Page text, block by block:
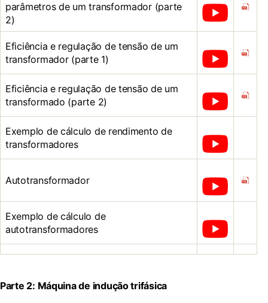
parâmetros de um transformador (parte
2)
Eficiência e regulação de tensão de um
transformador (parte 1)
Eficiência e regulação de tensão de um
transformado (parte 2)
Exemplo de cálculo de rendimento de
transformadores
Autotransformador
Exemplo de cálculo de
autotransformadores
Parte 2: Máquina de indução trifásica